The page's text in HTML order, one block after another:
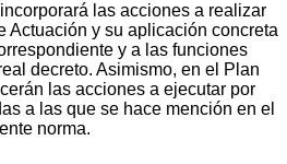
las acciones a realizar
Actuación y su aplicación concreta
y a las funciones
decreto. Asimismo, en el Plan
las acciones a ejecutar por
a las que se hace mención en el
norma.